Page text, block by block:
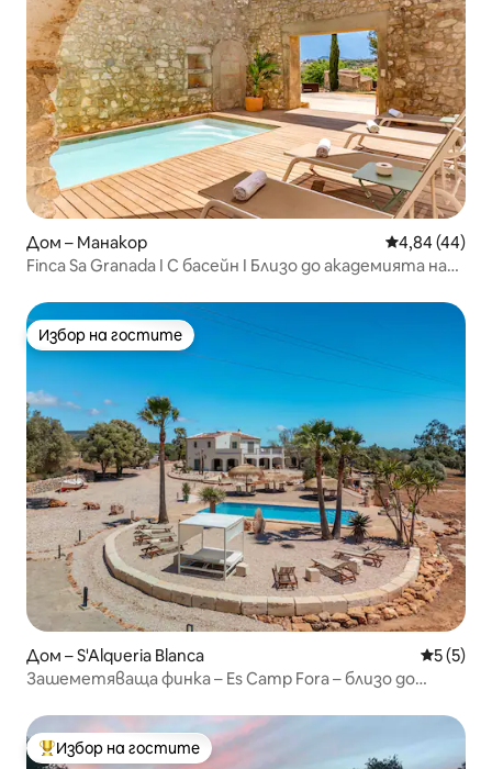
Дом – Манакор Средна
4,84 (44)
Finca Sa Granada I С басейн I Близо до академията на
Избор на гостите
Избор на гостите
Дом – S'Alqueria Blanca Средна
5 (5)
Зашеметяваща финка – Es Camp Fora – близо до
Най-популярен избор на гостите
Избор на гостите